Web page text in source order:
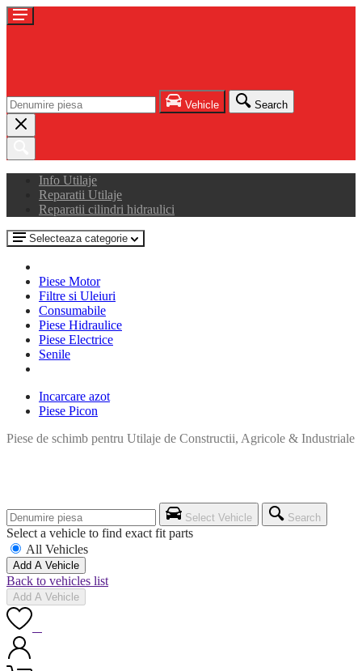
Vehicle Search
Info Utilaje
Reparatii Utilaje
Reparatii cilindri hidraulici
Selecteaza categorie
Piese Motor
Filtre si Uleiuri
Consumabile
Piese Hidraulice
Piese Electrice
Senile
Incarcare azot
Piese Picon
Piese de schimb pentru Utilaje de Constructii, Agricole & Industriale
Select Vehicle Search
Select a vehicle to find exact fit parts
All Vehicles
Add A Vehicle
Back to vehicles list
Add A Vehicle